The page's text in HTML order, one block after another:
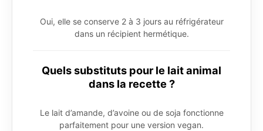
Oui, elle se conserve 2 à 3 jours au réfrigérateur
dans un récipient hermétique.
Quels substituts pour le lait animal
dans la recette ?
Le lait d’amande, d’avoine ou de soja fonctionne
parfaitement pour une version vegan.